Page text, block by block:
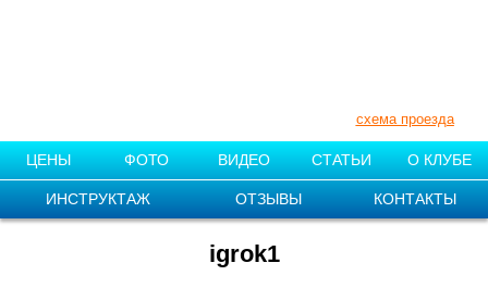
схема проезда
ЦЕНЫ ФОТО ВИДЕО СТАТЬИ О КЛУБЕ
ИНСТРУКТАЖ ОТЗЫВЫ КОНТАКТЫ
igrok1